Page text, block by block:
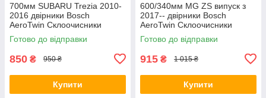
700мм SUBARU Trezia 2010-
2016 двірники Bosch
AeroTwin Склоочисники
Готово до відправки
850 ₴ 950 ₴
Купити
600/340мм MG ZS випуск з
2017-- двірники Bosch
AeroTwin Склоочисники
Готово до відправки
915 ₴ 1 015 ₴
Купити